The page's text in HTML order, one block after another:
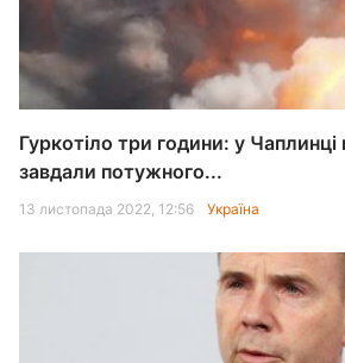
Гуркотіло три години: у
завдали потужного...
13 листопада 2022, 12:56 Україна